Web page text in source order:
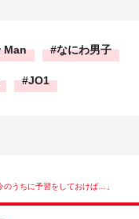
Man なにわ男子
JO1
のうちに予習をしておけば…」